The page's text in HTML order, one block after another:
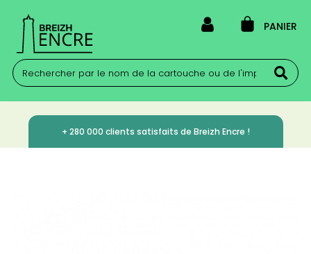
PANIER
+ 280 000 clients satisfaits de Breizh Encre !